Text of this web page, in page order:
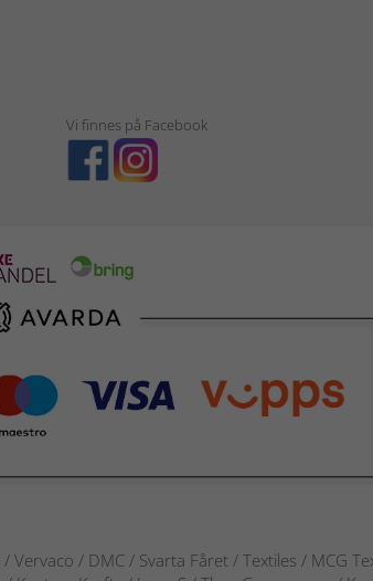
Vi finnes på Facebook
/ DMC / Svarta Fåret / Textiles / MCG